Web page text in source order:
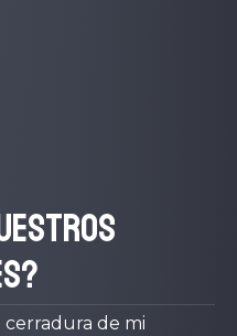
cerradura de mi